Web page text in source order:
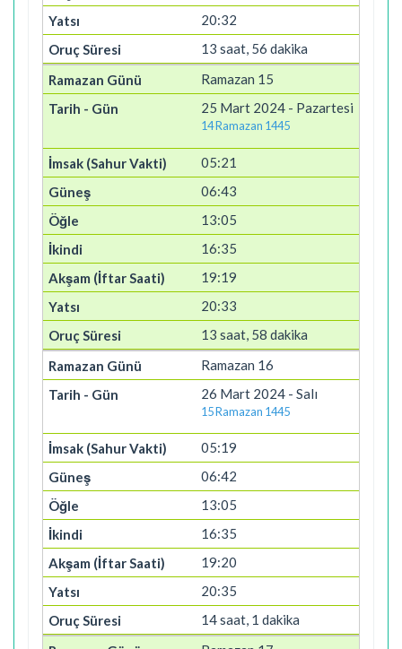
20:32
13 saat, 56 dakika
Ramazan 15
25 Mart 2024 - Pazartesi
14 Ramazan 1445
05:21
06:43
13:05
16:35
19:19
20:33
13 saat, 58 dakika
Ramazan 16
26 Mart 2024 - Salı
15 Ramazan 1445
05:19
06:42
13:05
16:35
19:20
20:35
14 saat, 1 dakika